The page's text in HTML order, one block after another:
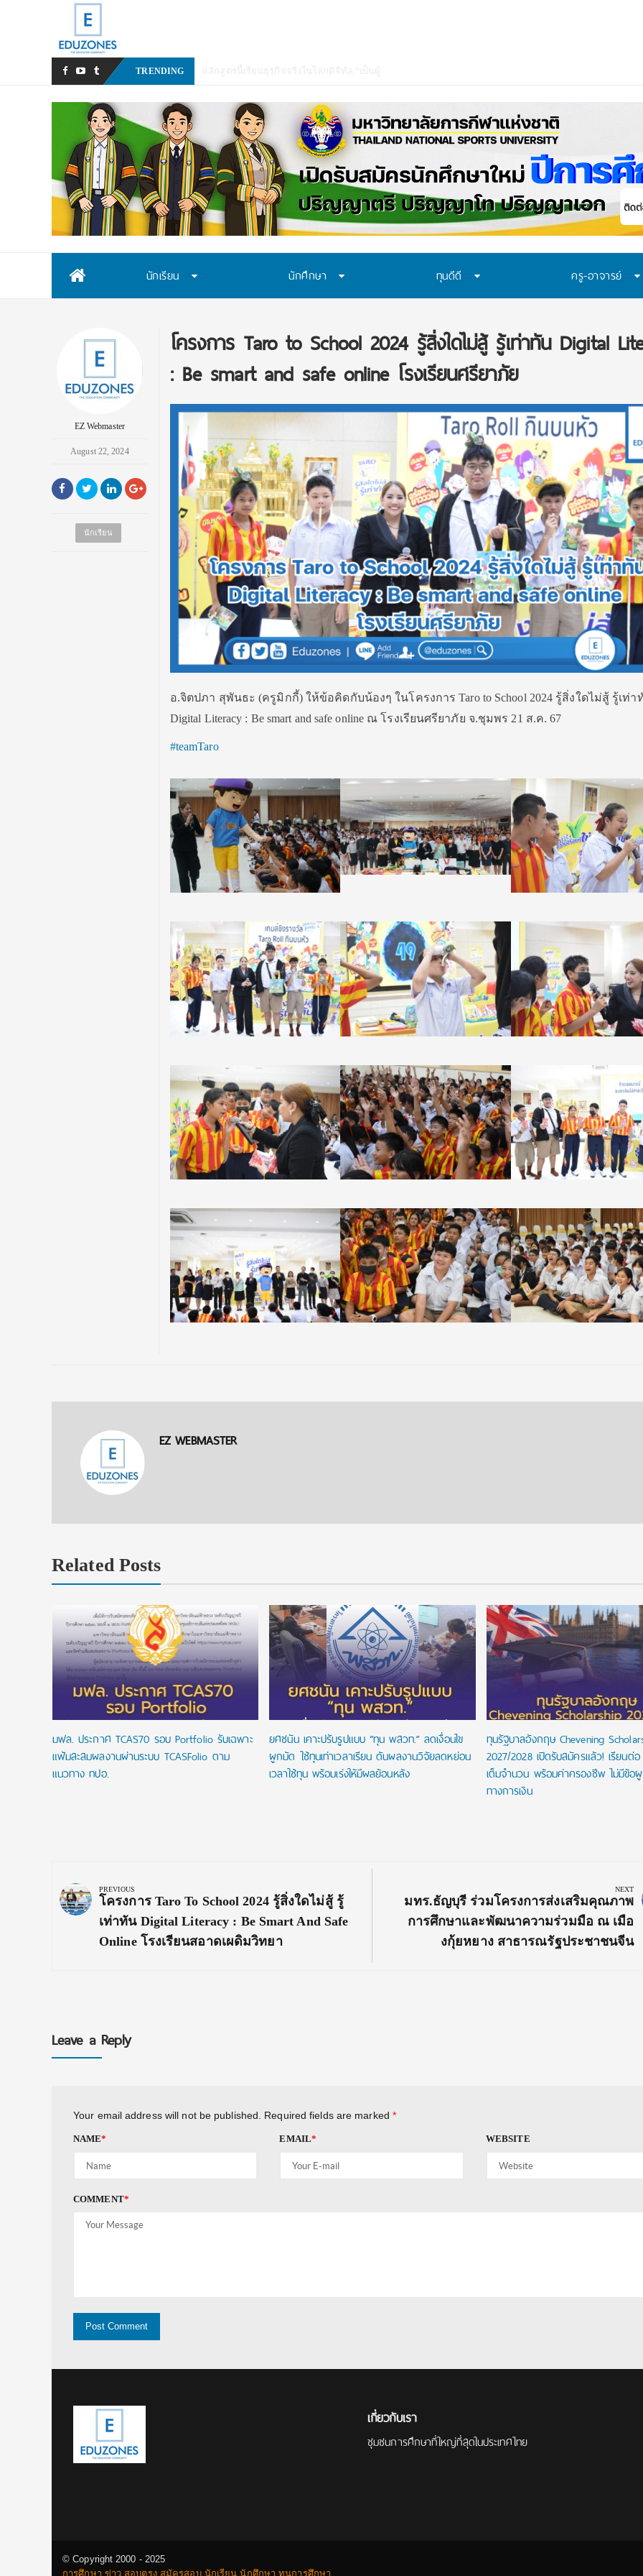
TRENDING
นักเรียน นักศึกษา ทุนดีดี ครู-อาจารย์
EZ Webmaster
August 22, 2024
นักเรียน
โครงการ Taro to School 2024 รู้สิ่งใดไม่สู้ รู้เท่าทัน Digital
: Be smart and safe online โรงเรียนศรียาภัย
อ.จิตปภา สุพันธะ (ครูมิกกี้) ให้ข้อคิดกับน้องๆ ในโครงการ Taro to School 2024 รู้สิ่งใดไม่สู้ รู้เท่า
Digital Literacy : Be smart and safe online ณ โรงเรียนศรียาภัย จ.ชุมพร 21 ส.ค. 67
#teamTaro
EZ WEBMASTER
Related Posts
มฟล. ประกาศ TCAS70 รอบ Portfolio รับเฉพาะ
แฟ้มสะสมผลงานผ่านระบบ TCASFolio ตาม
แนวทาง ทปอ.
ยศชนัน เคาะปรับรูปแบบ “ทุน พสวท.” ลดเงื่อนไข
ผูกมัด ใช้ทุนเท่าเวลาเรียน ดันผลงานวิจัยลดหย่อน
เวลาใช้ทุน พร้อมเร่งให้มีผลย้อนหลัง
ทุนรัฐบาลอังกฤษ Chevening
2027/2028 เปิดรับสมัครแล้ว! เรียนต่
เต็มจำนวน พร้อมค่าครองชีพ ไม่มีข้อ
ทางการเงิน
navigation
PREVIOUS
Previous
Post:
โครงการ Taro To School 2024 รู้สิ่งใดไม่สู้ รู้
เท่าทัน Digital Literacy : Be Smart And Safe
Online โรงเรียนสอาดเผดิมวิทยา
NEXT
Next
Post:
มทร.ธัญบุรี ร่วมโครงการส่งเสริมคุณภาพ
การศึกษาและพัฒนาความร่วมมือ ณ เมือ
งกุ้ยหยาง สาธารณรัฐประชาชนจีน
Leave a Reply
Your email address will not be published. Required fields are marked *
NAME* EMAIL* WEBSITE
COMMENT*
เกี่ยวกับเรา
ชุมชนการศึกษาที่ใหญ่ที่สุดในประเทศไทย
© Copyright 2000 - 2025
การศึกษา ข่าว สอบตรง สมัครสอบ นักเรียน นักศึกษา ทุนการศึกษา